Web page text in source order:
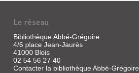
Le réseau
Bibliothèque Abbé-Grégoire
4/6 place Jean-Jaurès
41000 Blois
02 54 56 27 40
Contacter la bibliothèque Abbé-Grégoire